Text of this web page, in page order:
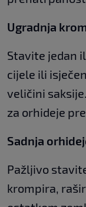
Ugradnja
Stavite jedan
cijele ili
veličini
za orhideje
Sadnja
Pažljivo
krompira,